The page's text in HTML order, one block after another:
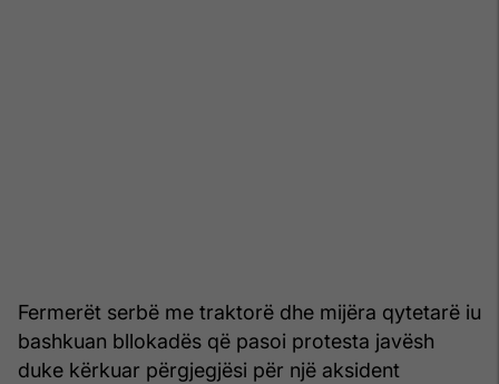
Fermerët serbë me traktorë dhe mijëra qytetarë iu
bashkuan bllokadës që pasoi protesta javësh
duke kërkuar përgjegjësi për një aksident